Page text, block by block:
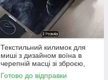
Текстильний килимок для
миші з дизайном воїна в
черепній масці зі зброєю,
розмір 60/30
Готово до відправки